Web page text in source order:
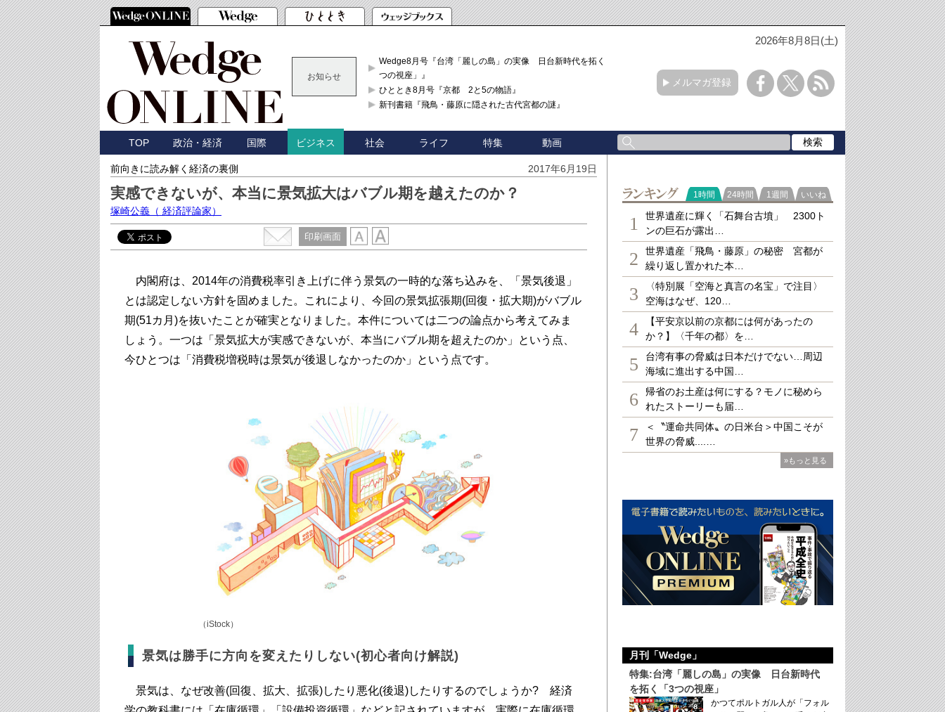
2026年8月8日(土)
お知らせ
Wedge8月号『台湾「麗しの島」の実像 日台新時代を拓く「3
つの視座」』
ひととき8月号『京都 2と5の物語』
新刊書籍『飛鳥・藤原に隠された古代宮都の謎』
メルマガ登録
TOP 政治・経済 国際 ビジネス 社会 ライフ 特集 動画
前向きに読み解く経済の裏側 2017年6月19日
実感できないが、本当に景気拡大はバブル期を越えたのか？
塚崎公義 （ 経済評論家）
印刷画面
内閣府は、2014年の消費税率引き上げに伴う景気の一時的な落ち込みを、「景気後退」
とは認定しない方針を固めました。これにより、今回の景気拡張期(回復・拡大期)がバブル
期(51カ月)を抜いたことが確実となりました。本件については二つの論点から考えてみま
しょう。一つは「景気拡大が実感できないが、本当にバブル期を超えたのか」という点、
今ひとつは「消費税増税時は景気が後退しなかったのか」という点です。
（iStock）
景気は勝手に方向を変えたりしない(初心者向け解説)
景気は、なぜ改善(回復、拡大、拡張)したり悪化(後退)したりするのでしょうか? 経済
ランキング
1時間 24時間 1週間 いいね
1
世界遺産に輝く「石舞台古墳」 2300ト
ンの巨石が露出…
2
世界遺産「飛鳥・藤原」の秘密 宮都が
繰り返し置かれた本…
3
〈特別展「空海と真言の名宝」で注目〉
空海はなぜ、120…
4
【平安京以前の京都には何があったの
か？】〈千年の都〉を…
5
台湾有事の脅威は日本だけでない…周辺
海域に進出する中国…
6
帰省のお土産は何にする？モノに秘めら
れたストーリーも届…
7
＜〝運命共同体〟の日米台＞中国こそが
世界の脅威....…
»もっと見る
月刊「Wedge」
特集:台湾「麗しの島」の実像 日台新時代
を拓く「3つの視座」
かつてポルトガル人が「フォル